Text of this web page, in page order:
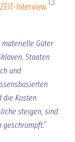
ZEIT-Interview
materielle Güter
Staaten
und
die Kosten
steigen, sind